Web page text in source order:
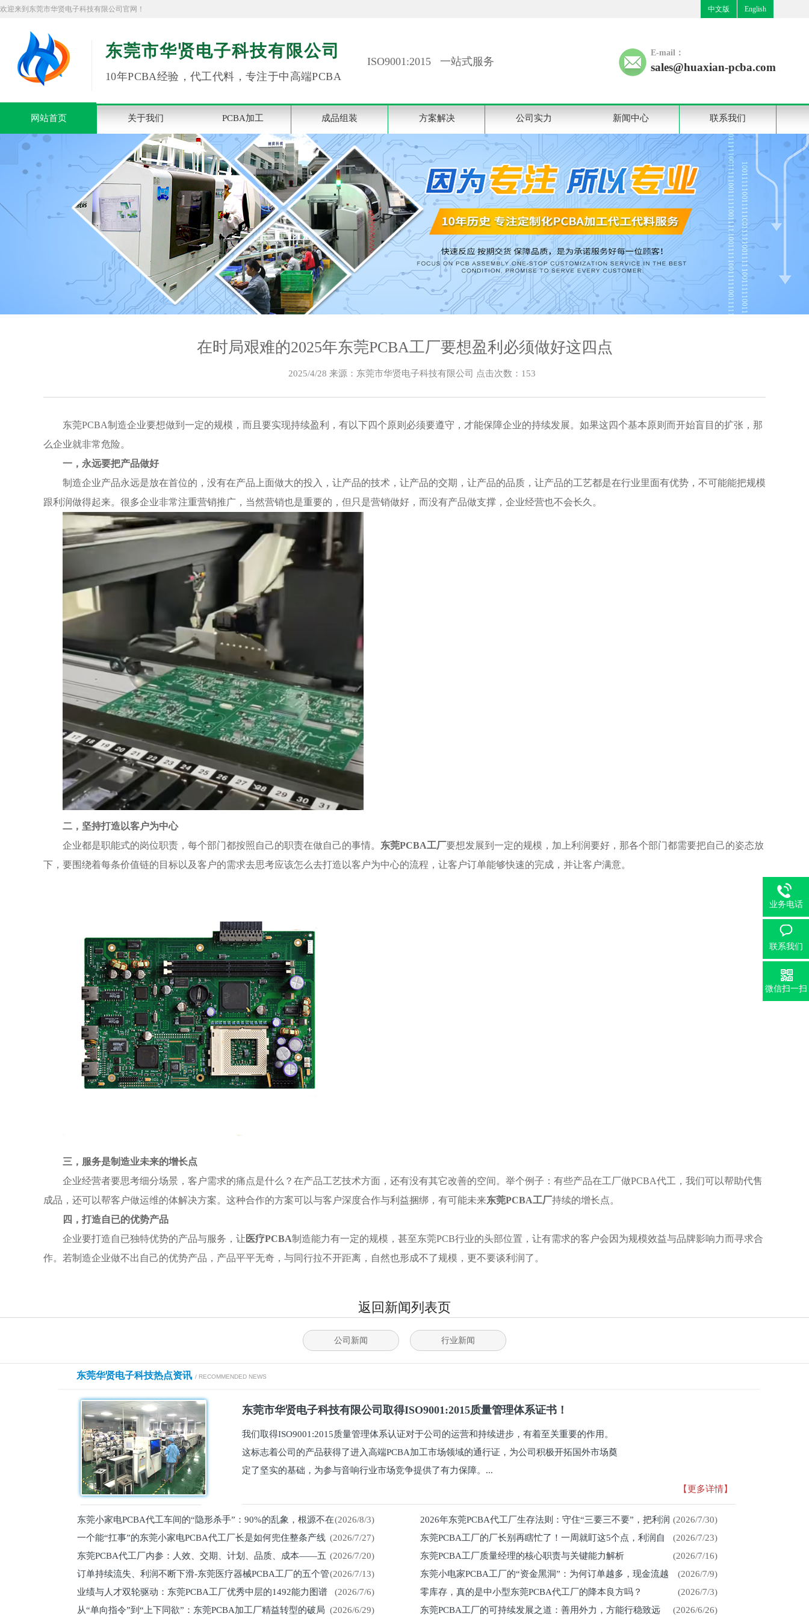
欢迎来到东莞市华贤电子科技有限公司官网！ 中文版 English
东莞市华贤电子科技有限公司
10年PCBA经验，代工代料，专注于中高端PCBA
ISO9001:2015 一站式服务
E-mail：
sales@huaxian-pcba.com
网站首页 关于我们 PCBA加工 成品组装 方案解决 公司实力 新闻中心 联系我们
在时局艰难的2025年东莞PCBA工厂要想盈利必须做好这四点
2025/4/28 来源：东莞市华贤电子科技有限公司 点击次数： 153
东莞PCBA制造企业要想做到一定的规模，而且要实现持续盈利，有以下四个原则必须要遵守，才能保障企业的持续发展。如果这四个基本原则而开始盲目的扩张，那
么企业就非常危险。
一，永远要把产品做好
制造企业产品永远是放在首位的，没有在产品上面做大的投入，让产品的技术，让产品的交期，让产品的品质，让产品的工艺都是在行业里面有优势，不可能能把规模
跟利润做得起来。很多企业非常注重营销推广，当然营销也是重要的，但只是营销做好，而没有产品做支撑，企业经营也不会长久。
二，坚持打造以客户为中心
企业都是职能式的岗位职责，每个部门都按照自己的职责在做自己的事情。 东莞PCBA工厂要想发展到一定的规模，加上利润要好，那各个部门都需要把自己的姿态放
下，要围绕着每条价值链的目标以及客户的需求去思考应该怎么去打造以客户为中心的流程，让客户订单能够快速的完成，并让客户满意。
三，服务是制造业未来的增长点
企业经营者要思考细分场景，客户需求的痛点是什么？在产品工艺技术方面，还有没有其它改善的空间。举个例子：有些产品在工厂做PCBA代工，我们可以帮助代售
成品，还可以帮客户做运维的体解决方案。这种合作的方案可以与客户深度合作与利益捆绑，有可能未来东莞PCBA工厂持续的增长点。
四，打造自已的优势产品
企业要打造自已独特优势的产品与服务，让 医疗PCBA制造能力有一定的规模，甚至东莞PCB行业的头部位置，让有需求的客户会因为规模效益与品牌影响力而寻求合
作。若制造企业做不出自己的优势产品，产品平平无奇，与同行拉不开距离，自然也形成不了规模，更不要谈利润了。
返回新闻列表页
公司新闻 行业新闻
东莞华贤电子科技热点资讯 / RECOMMENDED NEWS
东莞市华贤电子科技有限公司取得ISO9001:2015质量管理体系证书！
我们取得ISO9001:2015质量管理体系认证对于公司的运营和持续进步，有着至关重要的作用。
这标志着公司的产品获得了进入高端PCBA加工市场领域的通行证，为公司积极开拓国外市场奠
定了坚实的基础，为参与音响行业市场竞争提供了有力保障。...
【更多详情】
(2026/8/3)
东莞小家电PCBA代工车间的“隐形杀手”：90%的乱象，根源不在
员工
(2026/7/30)
2026年东莞PCBA代工厂生存法则：守住“三要三不要”，把利润
留在车间
(2026/7/27)
一个能“扛事”的东莞小家电PCBA代工厂长是如何兜住整条产线
(2026/7/23)
东莞PCBA工厂的厂长别再瞎忙了！一周就盯这5个点，利润自
然来
(2026/7/20)
东莞PCBA代工厂内参：人效、交期、计划、品质、成本——五
维锁客法则
(2026/7/16)
东莞PCBA工厂质量经理的核心职责与关键能力解析
(2026/7/13)
订单持续流失、利润不断下滑-东莞医疗器械PCBA工厂的五个管
理死穴必须堵住
(2026/7/9)
东莞小电家PCBA工厂的“资金黑洞”：为何订单越多，现金流越
紧？
(2026/7/6)
业绩与人才双轮驱动：东莞PCBA工厂优秀中层的1492能力图谱 (2026/7/3)
零库存，真的是中小型东莞PCBA代工厂的降本良方吗？
(2026/6/29)
从“单向指令”到“上下同欲”：东莞PCBA加工厂精益转型的破局 (2026/6/26)
东莞PCBA工厂的可持续发展之道：善用外力，方能行稳致远
业务电话
联系我们
微信扫一扫